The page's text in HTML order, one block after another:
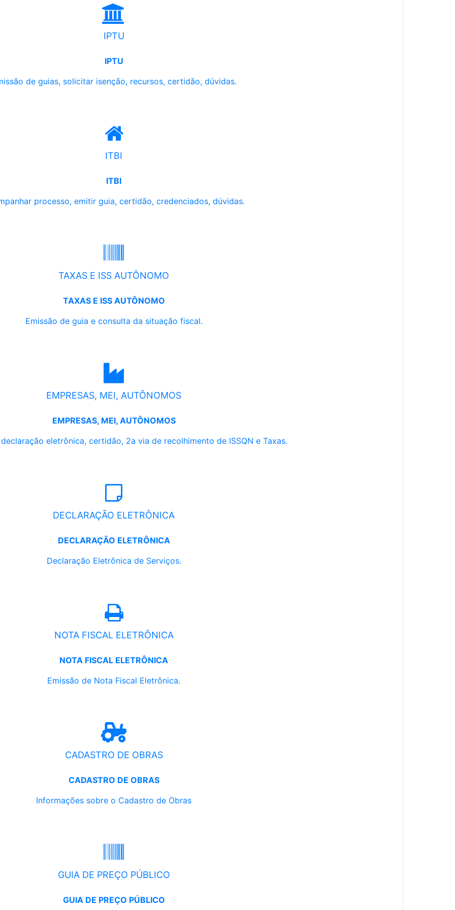
IPTU
IPTU
de guias, solicitar isenção, recursos, certidão, dúvidas.
ITBI
ITBI
processo, emitir guia, certidão, credenciados, dúvidas.
TAXAS E ISS AUTÔNOMO
TAXAS E ISS AUTÔNOMO
Emissão de guia e consulta da situação fiscal.
EMPRESAS, MEI, AUTÔNOMOS
EMPRESAS, MEI, AUTÔNOMOS
eletrônica, certidão, 2a via de recolhimento de ISSQN e Taxas.
DECLARAÇÃO ELETRÔNICA
DECLARAÇÃO ELETRÔNICA
Declaração Eletrônica de Serviços.
NOTA FISCAL ELETRÔNICA
NOTA FISCAL ELETRÔNICA
Emissão de Nota Fiscal Eletrônica.
CADASTRO DE OBRAS
CADASTRO DE OBRAS
Informações sobre o Cadastro de Obras
GUIA DE PREÇO PÚBLICO
GUIA DE PREÇO PÚBLICO